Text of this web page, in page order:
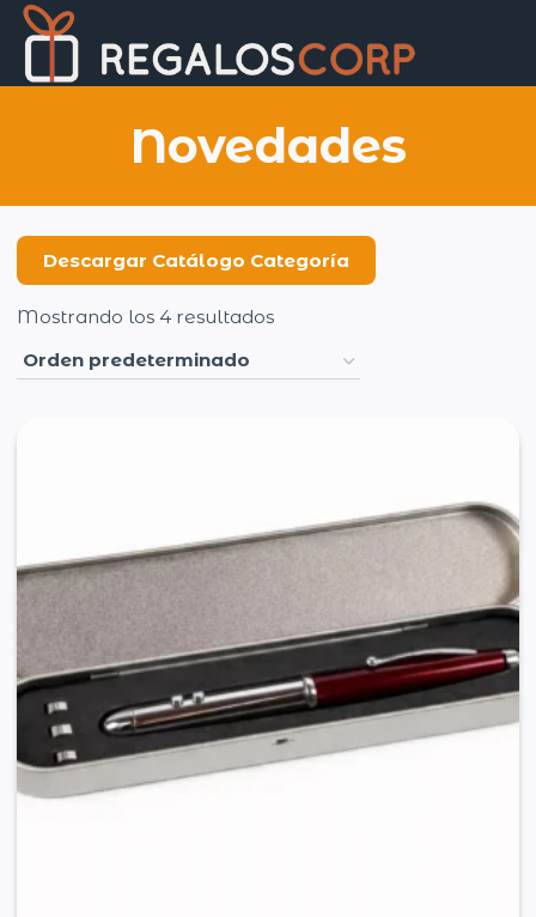
Saltar
contenido
Novedades
Descargar Catálogo Categoría
Mostrando los 4 resultados